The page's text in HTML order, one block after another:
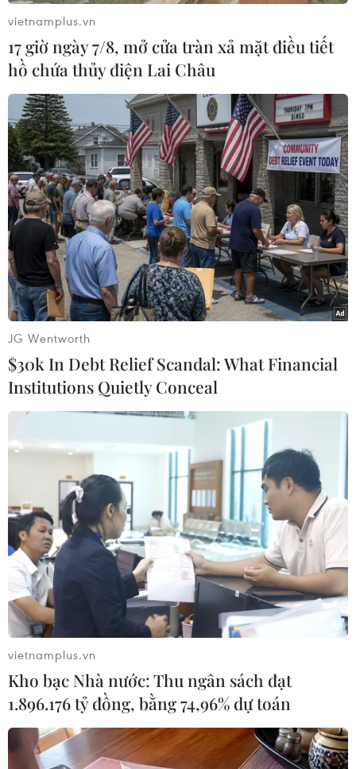
Cổ động viên Việt Nam đến sân Al Maktoum (UAE) để cổ vũ đội
tuyển Việt Nam. (Nguồn: TTXVN)
Tiền đạo Công Phượng đi bóng vượt qua tuyến phòng ngự của
UAE. (Nguồn: TTXVN)
Cổ động viên Việt Nam đến sân Al Maktoum (UAE) để cổ vũ đội
tuyển Việt Nam. (Nguồn: TTXVN)
vietnamplus.vn
17 giờ ngày 7/8, mở cửa tràn xả mặt điều tiết
hồ chứa thủy điện Lai Châu
JG Wentworth
$30k In Debt Relief Scandal: What Financial
Institutions Quietly Conceal
vietnamplus.vn
Kho bạc Nhà nước: Thu ngân sách đạt
1.896.176 tỷ đồng, bằng 74,96% dự toán